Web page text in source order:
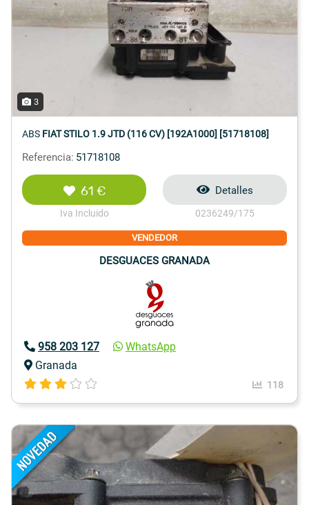
3
ABS FIAT STILO 1.9 JTD (116 CV) [192A1000] [51718108]
Referencia: 51718108
61 €
Iva Incluido
Detalles
0236249/175
VENDEDOR
DESGUACES GRANADA
958 203 127
WhatsApp
Granada
118